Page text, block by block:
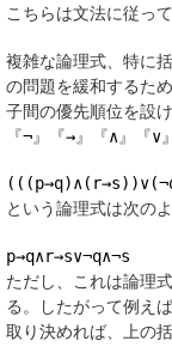
こちらは文法に従っ
複雑な論理式、特に
の問題を緩和するた
子間の優先順位を設
『¬』『→』『∧ 』『∨
という論理式は次の
p→q∧r→s∨¬q∧¬s
ただし、これは論理
る。したがって例え
取り決めれば、上の